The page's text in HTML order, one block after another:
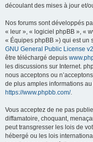
découlant des mises à jour et/
Nos forums sont développés
« leur », « logiciel phpBB », «
« Équipes phpBB ») qui est un
GNU General Public License v2
être téléchargé depuis
les discussions sur Internet.
nous acceptons ou
de plus amples informations
https://www.phpbb.com/.
Vous acceptez de ne pas
diffamatoire, choquant,
peut transgresser les lois de
hébergé ou les lois